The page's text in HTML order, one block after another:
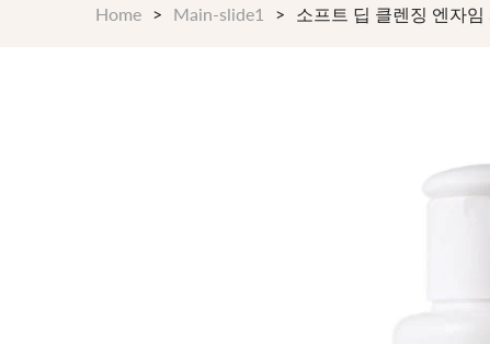
Home Main-slide1 소프트 딥 클렌징 엔자임